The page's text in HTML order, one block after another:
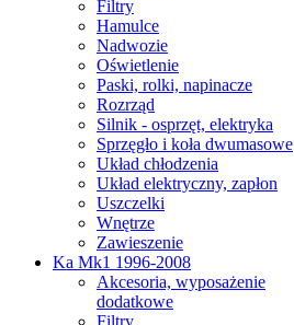
Filtry
Hamulce
Nadwozie
Oświetlenie
Paski, rolki, napinacze
Rozrząd
Silnik - osprzęt, elektryka
Sprzęgło i koła dwumasowe
Układ chłodzenia
Układ elektryczny, zapłon
Uszczelki
Wnętrze
Zawieszenie
Ka Mk1 1996-2008
Akcesoria, wyposażenie
dodatkowe
Filtry